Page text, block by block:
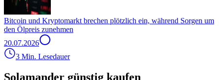
Bitcoin und Kryptomarkt brechen plötzlich ein, während Sorgen um
den Ölpreis zunehmen
20.07.2026
3 Min. Lesedauer
Solamander günstig kaufen